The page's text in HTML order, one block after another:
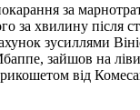
за
за хвилину після
зусиллями
зайшов на
від